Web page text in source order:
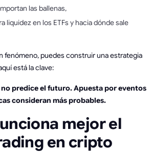
las ballenas,
liquidez en los ETFs y hacia dónde sale
fenómeno, puedes construir una estrategia
está la clave:
predice el futuro. Apuesta por eventos
consideran más probables.
mejor el
en cripto